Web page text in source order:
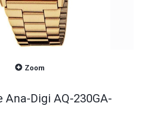
Zoom
Ana-Digi AQ-230GA-